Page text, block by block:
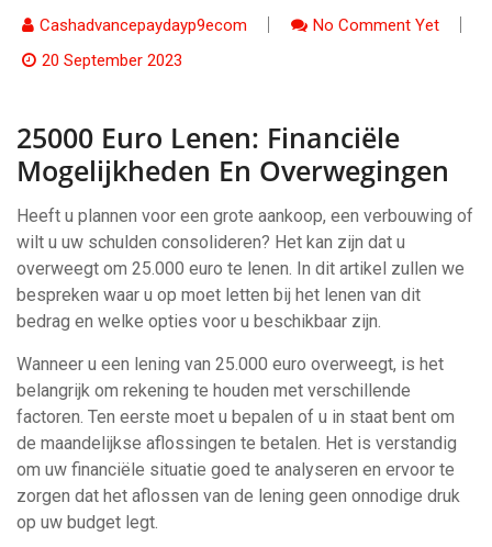
Cashadvancepaydayp9ecom
No Comment Yet
20 September 2023
25000 Euro Lenen: Financiële
Mogelijkheden En Overwegingen
Heeft u plannen voor een grote aankoop, een verbouwing of
wilt u uw schulden consolideren? Het kan zijn dat u
overweegt om 25.000 euro te lenen. In dit artikel zullen we
bespreken waar u op moet letten bij het lenen van dit
bedrag en welke opties voor u beschikbaar zijn.
Wanneer u een lening van 25.000 euro overweegt, is het
belangrijk om rekening te houden met verschillende
factoren. Ten eerste moet u bepalen of u in staat bent om
de maandelijkse aflossingen te betalen. Het is verstandig
om uw financiële situatie goed te analyseren en ervoor te
zorgen dat het aflossen van de lening geen onnodige druk
op uw budget legt.